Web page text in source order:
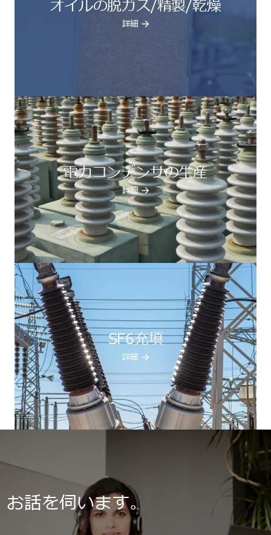
オイルの脱ガス/精製/乾燥
詳細
電力コンデンサの生産
詳細
SF6充填
詳細
お話を伺います。